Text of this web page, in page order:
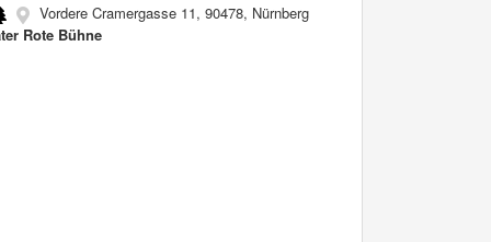
Vordere Cramergasse 11, 90478, Nürnberg
Rote Bühne